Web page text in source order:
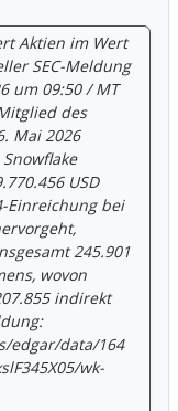
1.400
In weiteren
des
Mrd. US-
33,9 %
um 5,3
in der
starke
nach
Crespi,
Aktien im Wert
SEC-Meldung
um 09:50 / MT
des
Mai 2026
USD
Einreichung bei
245.901
wovon
indirekt
edgar/data/164
wk-